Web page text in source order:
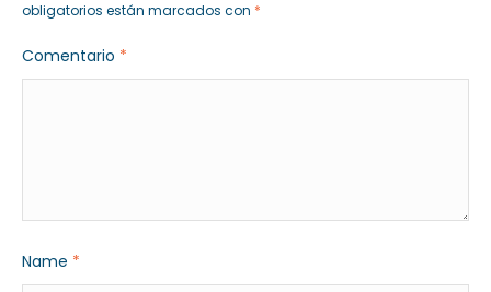
obligatorios están marcados con *
Comentario *
Name *